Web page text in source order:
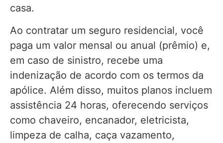
casa.
Ao contratar um seguro residencial, você
paga um valor mensal ou anual (prêmio) e,
em caso de sinistro, recebe uma
indenização de acordo com os termos da
apólice. Além disso, muitos planos incluem
assistência 24 horas, oferecendo serviços
como chaveiro, encanador, eletricista,
limpeza de calha, caça vazamento,